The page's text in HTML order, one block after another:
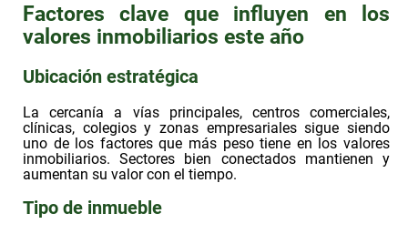
Factores clave que influyen en los
valores inmobiliarios este año
Ubicación estratégica
La cercanía a vías principales, centros comerciales,
clínicas, colegios y zonas empresariales sigue siendo
uno de los factores que más peso tiene en los valores
inmobiliarios. Sectores bien conectados mantienen y
aumentan su valor con el tiempo.
Tipo de inmueble